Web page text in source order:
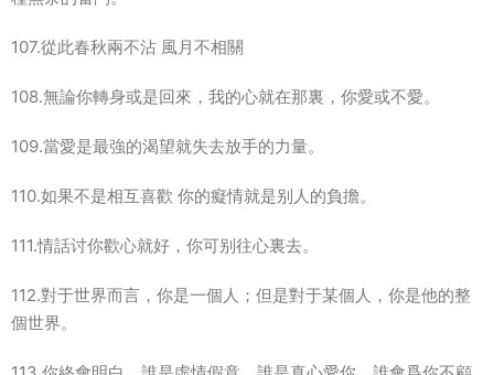
107.從此春秋兩不沾 風月不相關
108.無論你轉身或是回來，我的心就在那裏，你愛或不愛。
109.當愛是最強的渴望就失去放手的力量。
110.如果不是相互喜歡 你的癡情就是别人的負擔。
111.情話讨你歡心就好，你可别往心裏去。
112.對于世界而言，你是一個人；但是對于某個人，你是他的整
個世界。